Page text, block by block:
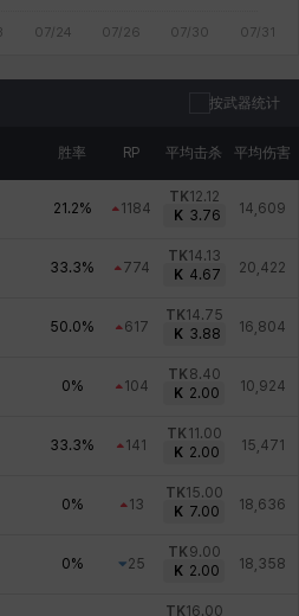
按武器统计
胜率 RP 平均击杀 平均伤害
21.2% 1184
TK12.12
K 3.76 14,609
33.3% 774
TK14.13
K 4.67 20,422
50.0% 617
TK14.75
K 3.88 16,804
0% 104
TK8.40
K 2.00 10,924
33.3% 141
TK11.00
K 2.00 15,471
0% 13
TK15.00
K 7.00 18,636
0% 25
TK9.00
K 2.00 18,358
TK16.00